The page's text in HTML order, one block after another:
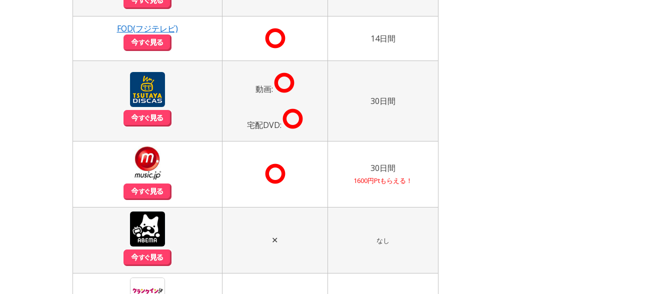
FOD(フジテレビ) ⭘ 14日間
動画:⭘
宅配DVD:⭘
30日間
⭘ 30日間
1600円Ptもらえる！
✕ なし